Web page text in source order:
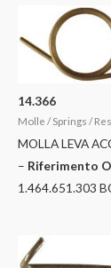
14.366
Molle / Springs /
MOLLA LEVA
– Riferimento
1.464.651.303